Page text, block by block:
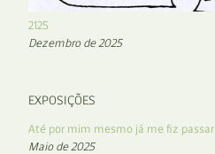
2125
Dezembro de 2025
EXPOSIÇÕES
Até por mim mesmo já me fiz passar
Maio de 2025